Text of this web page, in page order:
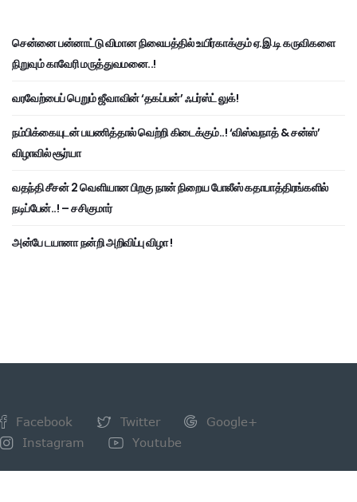
சென்னை பன்னாட்டு விமான நிலையத்தில் உயிர்காக்கும் ஏ.இ.டி கருவிகளை
நிறுவும் காவேரி மருத்துவமனை..!
வரவேற்பைப் பெறும் ஜீவாவின் ‘தகப்பன்’ ஃபர்ஸ்ட் லுக்!
நம்பிக்கையுடன் பயணித்தால் வெற்றி கிடைக்கும்..! ‘விஸ்வநாத் & சன்ஸ்’
விழாவில் சூர்யா
வதந்தி சீசன் 2 வெளியான பிறகு நான் நிறைய போலீஸ் கதாபாத்திரங்களில்
நடிப்பேன்..! – சசிகுமார்
அன்பே டயானா நன்றி அறிவிப்பு விழா !
Facebook Twitter
Google+
Instagram
Youtube